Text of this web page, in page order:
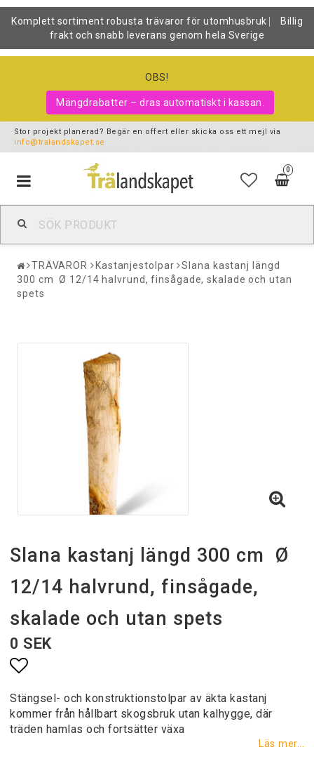
Komplett sortiment robusta trävaror för utomhusbruk ⎸ Billig
frakt och snabb leverans genom hela Sverige
OBS!
Mängdrabatter – dras automatiskt i kassan.
Stor projekt planerad? Begär en offert eller skicka oss ett mejl via
info@tralandskapet.se
0
Toggle
navigation
TRÄVAROR Kastanjestolpar
Slana kastanj längd
300 cm Ø 12/14 halvrund, finsågade, skalade och utan
spets
Slana kastanj längd 300 cm Ø
12/14 halvrund, finsågade,
skalade och utan spets
0 SEK
Lägg till i favoritlistan
Stängsel- och konstruktionstolpar av äkta kastanj
kommer från hållbart skogsbruk utan kalhygge, där
träden hamlas och fortsätter växa
Läs mer...